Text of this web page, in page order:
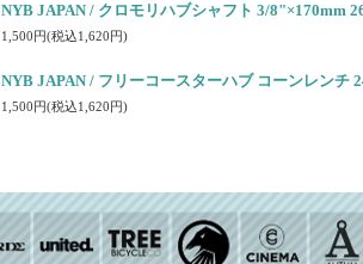
NYB JAPAN / クロモリハブシャフト 3/8"×170mm
1,500円(税込1,620円)
NYB JAPAN / フリーコースターハブ コーンレンチ
1,500円(税込1,620円)